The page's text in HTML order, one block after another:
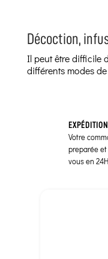
Décoction,
Il peut être difficile
différents modes
Votre
preparée
vous en 24H